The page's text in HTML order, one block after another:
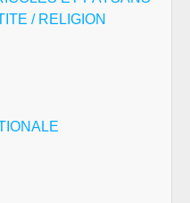
/ RELIGION